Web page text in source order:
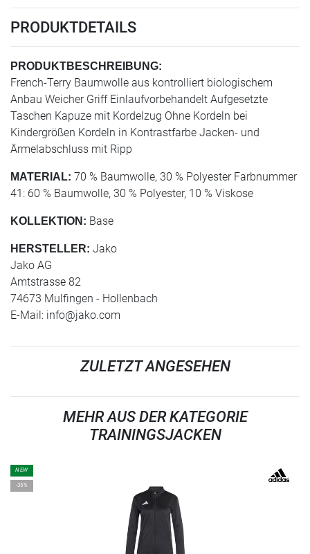
PRODUKTDETAILS
PRODUKTBESCHREIBUNG:
French-Terry Baumwolle aus kontrolliert biologischem
Anbau Weicher Griff Einlaufvorbehandelt Aufgesetzte
Taschen Kapuze mit Kordelzug Ohne Kordeln bei
Kindergrößen Kordeln in Kontrastfarbe Jacken- und
Ärmelabschluss mit Ripp
MATERIAL: 70 % Baumwolle, 30 % Polyester Farbnummer
41: 60 % Baumwolle, 30 % Polyester, 10 % Viskose
KOLLEKTION: Base
HERSTELLER: Jako
Jako AG
Amtstrasse 82
74673 Mulfingen - Hollenbach
E-Mail: info@jako.com
ZULETZT ANGESEHEN
MEHR AUS DER KATEGORIE
TRAININGSJACKEN
NEW
-35%